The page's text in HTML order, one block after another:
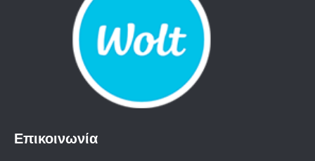
Επικοινωνία